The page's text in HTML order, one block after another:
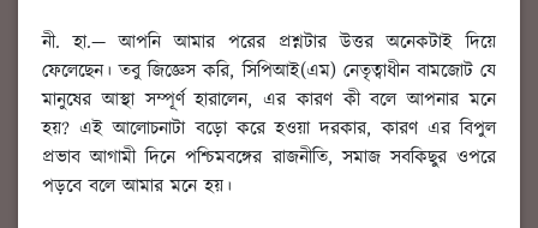
নী. হা.—আপনি আমার পরের প্রশ্নটার উত্তর অনেকটাই দিয়ে
ফেলেছেন। তবু জিজ্ঞেস করি, সিপিআই(এম) নেতৃত্বাধীন বামজোট যে
মানুষের আস্থা সম্পূর্ণ হারালেন, এর কারণ কী বলে আপনার মনে
হয়? এই আলোচনাটা বড়ো করে হওয়া দরকার, কারণ এর বিপুল
প্রভাব আগামী দিনে পশ্চিমবঙ্গের রাজনীতি, সমাজ সবকিছুর ওপরে
পড়বে বলে আমার মনে হয়।